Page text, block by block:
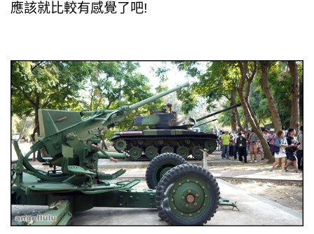
應該就比較有感覺了吧!